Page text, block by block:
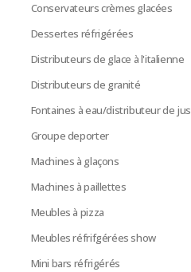
Conservateurs crèmes glacées
Dessertes réfrigérées
Distributeurs de glace à l'italienne
Distributeurs de granité
Fontaines à eau/distributeur de jus
Groupe deporter
Machines à glaçons
Machines à paillettes
Meubles à pizza
Meubles réfrifgérées show
Mini bars réfrigérés